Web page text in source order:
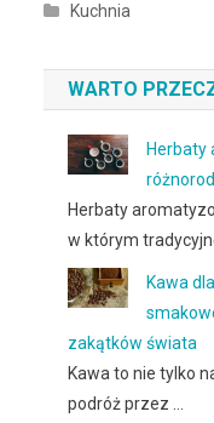
Kuchnia
WARTO
Herbaty
Herbaty
w którym
Kawa
zakątków świata
Kawa to nie tylko
podróż przez …